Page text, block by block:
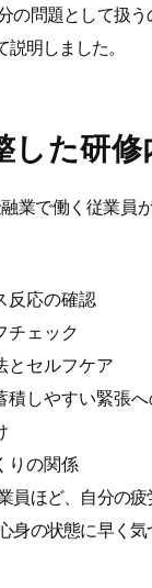
の問題として扱
明しました。
した研修
業で働く従業員
反応の確認
チェック
とセルフケア
しやすい緊張へ
りの関係
員ほど、自分の
身の状態に早く